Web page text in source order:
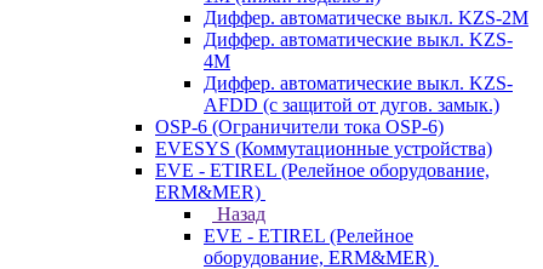
Диффер. автоматическе выкл. KZS-2M
Диффер. автоматические выкл. KZS-
4M
Диффер. автоматические выкл. KZS-
AFDD (с защитой от дугов. замык.)
OSP-6 (Ограничители тока OSP-6)
EVESYS (Коммутационные устройства)
EVE - ETIREL (Релейное оборудование,
ERM&MER)
Назад
EVE - ETIREL (Релейное
оборудование, ERM&MER)